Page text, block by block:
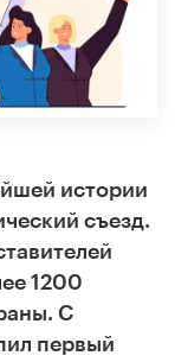
истории
съезд.
1200
С
первый